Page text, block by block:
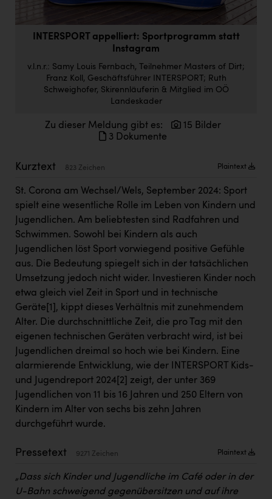
ERLUS AG
Firmenradl
HIG Infomotion Group
Immotech
INTERSPAR
INTERSPORT Austria
Jesolo
Jane Goodall Institute Austria
Kärcher
Karin Liedl
KEBA
KIWI Kinderwunsch Institut Dr. Loimer
KLIPP Frisör
Kleider Bauer
Kremsmüller Anlagenbau GmbH
Österreichischer Kachelofenverband
INTERSPORT appelliert: Sportprogramm statt
Instagram
v.l.n.r.: Samy Louis Fernbach, Teilnehmer Masters of Dirt;
Franz Koll, Geschäftsführer INTERSPORT; Ruth
Schweighofer, Skirennläuferin & Mitglied im OÖ
Landeskader
Zu dieser Meldung gibt es:
15 Bilder
3 Dokumente
Kurztext 823 Zeichen Plaintext
St. Corona am Wechsel/Wels, September 2024: Sport
spielt eine wesentliche Rolle im Leben von Kindern und
Jugendlichen. Am beliebtesten sind Radfahren und
Schwimmen. Sowohl bei Kindern als auch
Jugendlichen löst Sport vorwiegend positive Gefühle
aus. Die Bedeutung spiegelt sich in der tatsächlichen
Umsetzung jedoch nicht wider. Investieren Kinder noch
etwa gleich viel Zeit in Sport und in technische
Geräte [1] , kippt dieses Verhältnis mit zunehmendem
Alter. Die durchschnittliche Zeit, die pro Tag mit den
eigenen technischen Geräten verbracht wird, ist bei
Jugendlichen dreimal so hoch wie bei Kindern. Eine
alarmierende Entwicklung, wie der INTERSPORT Kids-
und Jugendreport 2024 [2]
zeigt, der unter 369
Jugendlichen von 11 bis 16 Jahren und 250 Eltern von
Kindern im Alter von sechs bis zehn Jahren
durchgeführt wurde.
Pressetext 9271 Zeichen Plaintext
„Dass sich Kinder und Jugendliche im Café oder in der
U-Bahn schweigend gegenübersitzen und auf ihre